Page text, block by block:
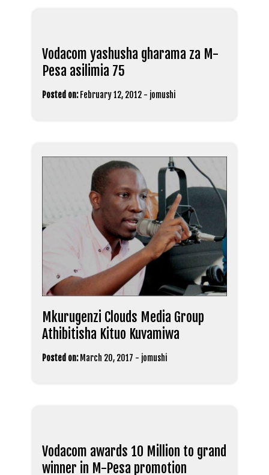
Vodacom yashusha gharama za M-
Pesa asilimia 75
Posted on: February 12, 2012 - jomushi
Mkurugenzi Clouds Media Group
Athibitisha Kituo Kuvamiwa
Posted on: March 20, 2017 - jomushi
Vodacom awards 10 Million to grand
winner in M-Pesa promotion